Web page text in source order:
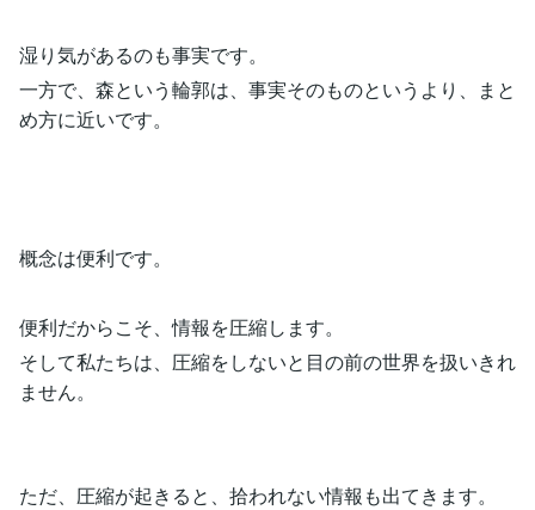
湿り気があるのも事実です。
一方で、森という輪郭は、事実そのものというより、まと
め方に近いです。
概念は便利です。
便利だからこそ、情報を圧縮します。
そして私たちは、圧縮をしないと目の前の世界を扱いきれ
ません。
ただ、圧縮が起きると、拾われない情報も出てきます。